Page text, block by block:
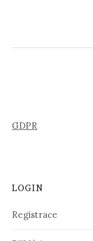
GDPR
LOGIN
Registrace